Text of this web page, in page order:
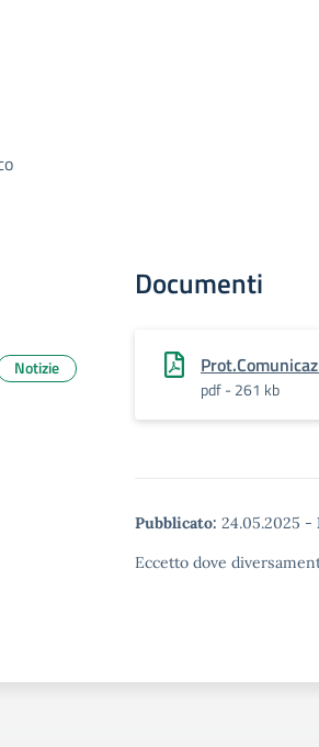
Documenti
pdf - 261 kb
Pubblicato: 24.05.2025 -
Eccetto dove
Notizie